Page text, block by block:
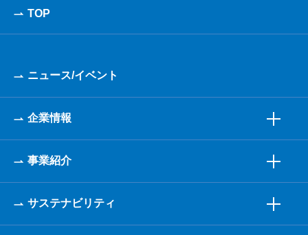
TOP
ニュース/イベント
企業情報
事業紹介
サステナビリティ